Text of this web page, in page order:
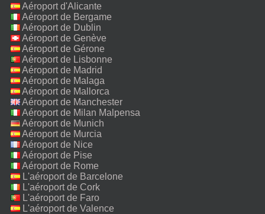
Aéroport d'Alicante
Aéroport de Bergame
Aéroport de Dublin
Aéroport de Genève
Aéroport de Gérone
Aéroport de Lisbonne
Aéroport de Madrid
Aéroport de Malaga
Aéroport de Mallorca
Aéroport de Manchester
Aéroport de Milan Malpensa
Aéroport de Munich
Aéroport de Murcia
Aéroport de Nice
Aéroport de Pise
Aéroport de Rome
Fiumicino
L'aéroport de Barcelone
L'aéroport de Cork
L'aéroport de Faro
L'aéroport de Valence